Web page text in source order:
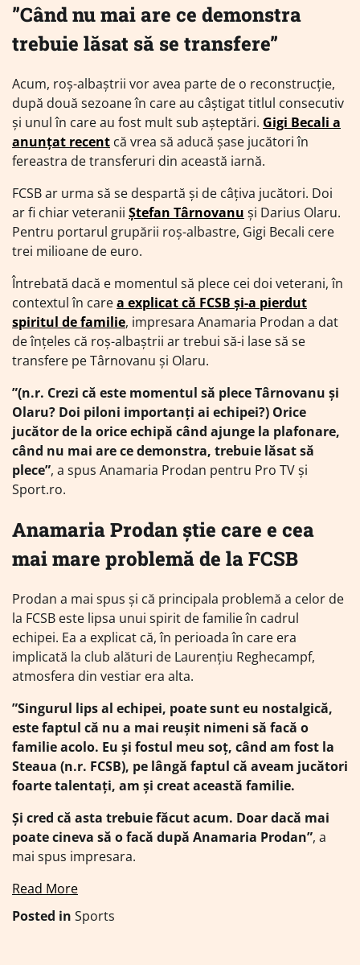
”Când nu mai are ce demonstra
trebuie lăsat să se transfere”
Acum, roș-albaștrii vor avea parte de o reconstrucție,
după două sezoane în care au câștigat titlul consecutiv
și unul în care au fost mult sub așteptări. Gigi Becali a
anunțat recent că vrea să aducă șase jucători în
fereastra de transferuri din această iarnă.
FCSB ar urma să se despartă și de câțiva jucători. Doi
ar fi chiar veteranii Ștefan Târnovanu și Darius Olaru.
Pentru portarul grupării roș-albastre, Gigi Becali cere
trei milioane de euro.
Întrebată dacă e momentul să plece cei doi veterani, în
contextul în carea explicat că FCSB și-a pierdut
spiritul de familie, impresara Anamaria Prodan a dat
de înțeles că roș-albaștrii ar trebui să-i lase să se
transfere pe Târnovanu și Olaru.
”(n.r. Crezi că este momentul să plece Târnovanu și
Olaru? Doi piloni importanți ai echipei?) Orice
jucător de la orice echipă când ajunge la plafonare,
când nu mai are ce demonstra, trebuie lăsat să
plece”, a spus Anamaria Prodan pentru Pro TV și
Sport.ro.
Anamaria Prodan știe care e cea
mai mare problemă de la FCSB
Prodan a mai spus și că principala problemă a celor de
la FCSB este lipsa unui spirit de familie în cadrul
echipei. Ea a explicat că, în perioada în care era
implicată la club alături de Laurențiu Reghecampf,
atmosfera din vestiar era alta.
”Singurul lips al echipei, poate sunt eu nostalgică,
este faptul că nu a mai reușit nimeni să facă o
familie acolo. Eu și fostul meu soț, când am fost la
Steaua (n.r. FCSB), pe lângă faptul că aveam jucători
foarte talentați, am și creat această familie.
Și cred că asta trebuie făcut acum. Doar dacă mai
poate cineva să o facă după Anamaria Prodan”, a
mai spus impresara.
Read More
Posted in Sports